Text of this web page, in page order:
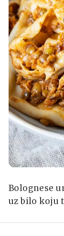
Bolognese
uz bilo koju